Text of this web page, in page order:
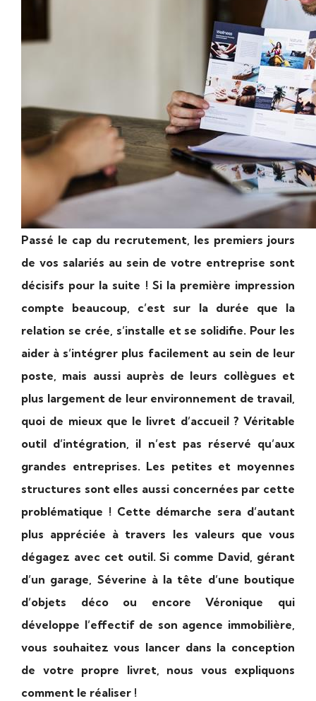
Passé le cap du recrutement, les premiers jours
de vos salariés au sein de votre entreprise sont
décisifs pour la suite ! Si la première impression
compte beaucoup, c’est sur la durée que la
relation se crée, s’installe et se solidifie. Pour les
aider à s’intégrer plus facilement au sein de leur
poste, mais aussi auprès de leurs collègues et
plus largement de leur environnement de travail,
quoi de mieux que le livret d’accueil ? Véritable
outil d’intégration, il n’est pas réservé qu’aux
grandes entreprises. Les petites et moyennes
structures sont elles aussi concernées par cette
problématique ! Cette démarche sera d’autant
plus appréciée à travers les valeurs que vous
dégagez avec cet outil. Si comme David, gérant
d’un garage, Séverine à la tête d’une boutique
d’objets déco ou encore Véronique qui
développe l’effectif de son agence immobilière,
vous souhaitez vous lancer dans la conception
de votre propre livret, nous vous expliquons
comment le réaliser !